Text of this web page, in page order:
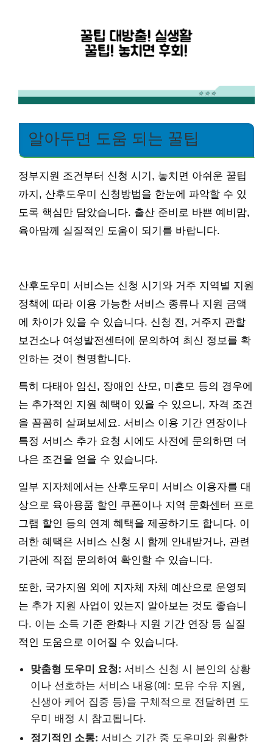
알아두면 도움 되는 꿀팁
정부지원 조건부터 신청 시기, 놓치면 아쉬운 꿀팁
까지, 산후도우미 신청방법을 한눈에 파악할 수 있
도록 핵심만 담았습니다. 출산 준비로 바쁜 예비맘,
육아맘께 실질적인 도움이 되기를 바랍니다.
산후도우미 서비스는 신청 시기와 거주 지역별 지원
정책에 따라 이용 가능한 서비스 종류나 지원 금액
에 차이가 있을 수 있습니다. 신청 전, 거주지 관할
보건소나 여성발전센터에 문의하여 최신 정보를 확
인하는 것이 현명합니다.
특히 다태아 임신, 장애인 산모, 미혼모 등의 경우에
는 추가적인 지원 혜택이 있을 수 있으니, 자격 조건
을 꼼꼼히 살펴보세요. 서비스 이용 기간 연장이나
특정 서비스 추가 요청 시에도 사전에 문의하면 더
나은 조건을 얻을 수 있습니다.
일부 지자체에서는 산후도우미 서비스 이용자를 대
상으로 육아용품 할인 쿠폰이나 지역 문화센터 프로
그램 할인 등의 연계 혜택을 제공하기도 합니다. 이
러한 혜택은 서비스 신청 시 함께 안내받거나, 관련
기관에 직접 문의하여 확인할 수 있습니다.
또한, 국가지원 외에 지자체 자체 예산으로 운영되
는 추가 지원 사업이 있는지 알아보는 것도 좋습니
다. 이는 소득 기준 완화나 지원 기간 연장 등 실질
적인 도움으로 이어질 수 있습니다.
맞춤형 도우미 요청: 서비스 신청 시 본인의 상황
이나 선호하는 서비스 내용(예: 모유 수유 지원,
신생아 케어 집중 등)을 구체적으로 전달하면 도
우미 배정 시 참고됩니다.
정기적인 소통: 서비스 기간 중 도우미와 원활한